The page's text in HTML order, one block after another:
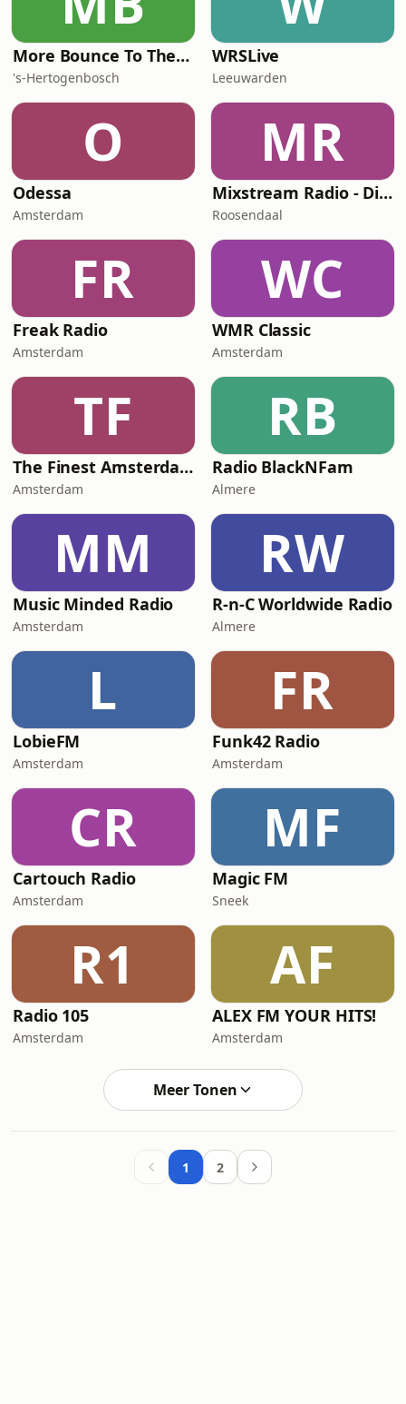
More Bounce To The Ounce
's-Hertogenbosch
WRSLive
Leeuwarden
O
Odessa
Amsterdam
MR
Mixstream Radio - Disco
Roosendaal
FR
Freak Radio
Amsterdam
WC
WMR Classic
Amsterdam
TF
The Finest Amsterdam
Amsterdam
RB
Radio BlackNFam
Almere
MM
Music Minded Radio
Amsterdam
RW
R-n-C Worldwide Radio
Almere
L
LobieFM
Amsterdam
FR
Funk42 Radio
Amsterdam
CR
Cartouch Radio
Amsterdam
MF
Magic FM
Sneek
R1
Radio 105
Amsterdam
AF
ALEX FM YOUR HITS!
Amsterdam
Meer Tonen
1 2